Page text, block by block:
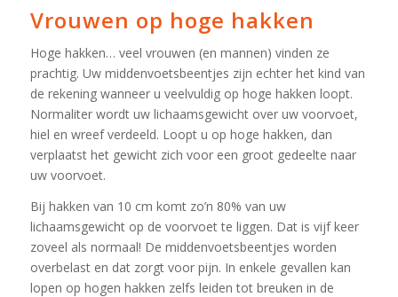
Vrouwen op hoge hakken
Hoge hakken… veel vrouwen (en mannen) vinden ze
prachtig. Uw middenvoetsbeentjes zijn echter het kind van
de rekening wanneer u veelvuldig op hoge hakken loopt.
Normaliter wordt uw lichaamsgewicht over uw voorvoet,
hiel en wreef verdeeld. Loopt u op hoge hakken, dan
verplaatst het gewicht zich voor een groot gedeelte naar
uw voorvoet.
Bij hakken van 10 cm komt zo’n 80% van uw
lichaamsgewicht op de voorvoet te liggen. Dat is vijf keer
zoveel als normaal! De middenvoetsbeentjes worden
overbelast en dat zorgt voor pijn. In enkele gevallen kan
lopen op hogen hakken zelfs leiden tot breuken in de